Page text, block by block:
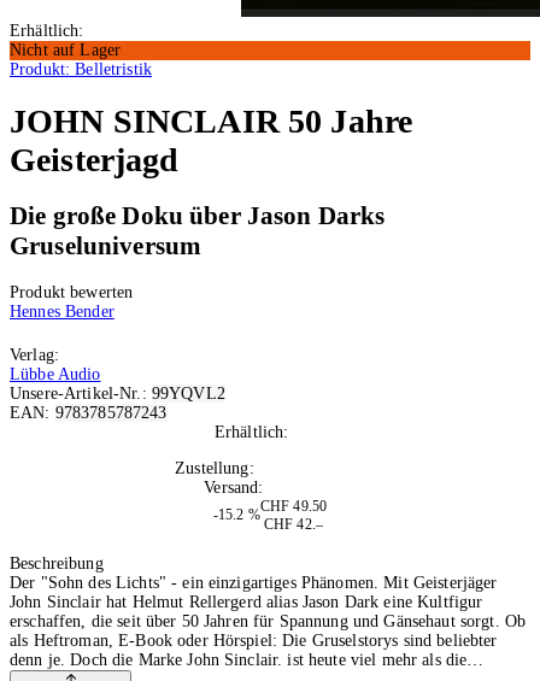
Erhältlich:
Nicht auf Lager
Produkt: Belletristik
JOHN SINCLAIR 50 Jahre
Geisterjagd
Die große Doku über Jason Darks
Gruseluniversum
Produkt bewerten
Hennes Bender
Verlag:
Lübbe Audio
Unsere-Artikel-Nr.: 99YQVL2
EAN: 9783785787243
Erhältlich:
Zustellung:
Versand:
-15.2 %
CHF 49.50
CHF 42.–
Beschreibung
Der "Sohn des Lichts" - ein einzigartiges Phänomen. Mit Geisterjäger
John Sinclair hat Helmut Rellergerd alias Jason Dark eine Kultfigur
erschaffen, die seit über 50 Jahren für Spannung und Gänsehaut sorgt. Ob
als Heftroman, E-Book oder Hörspiel: Die Gruselstorys sind beliebter
denn je. Doch die Marke John Sinclair. ist heute viel mehr als die